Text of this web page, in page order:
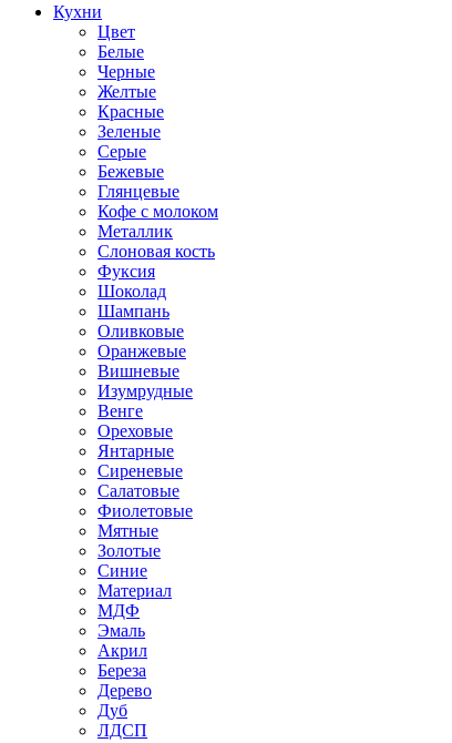
Кухни
Цвет
Белые
Черные
Желтые
Красные
Зеленые
Серые
Бежевые
Глянцевые
Кофе с молоком
Металлик
Слоновая кость
Фуксия
Шоколад
Шампань
Оливковые
Оранжевые
Вишневые
Изумрудные
Венге
Ореховые
Янтарные
Сиреневые
Салатовые
Фиолетовые
Мятные
Золотые
Синие
Материал
МДФ
Эмаль
Акрил
Береза
Дерево
Дуб
ЛДСП